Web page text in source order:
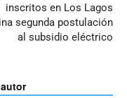
inscritos en Los Lagos
segunda postulación
al subsidio eléctrico